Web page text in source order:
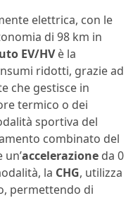
elettrica, con le
di 98 km in
EV/HVè la
ridotti, grazie ad
che gestisce in
termico o dei
sportiva del
combinato del
accelerazione da 0
la CHG, utilizza
permettendo di